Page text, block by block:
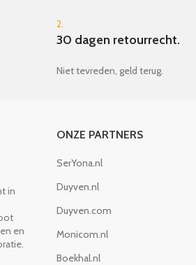
2.
30 dagen retourrecht.
Niet tevreden, geld terug.
in
en
ONZE PARTNERS
SerYona.nl
Duyven.nl
Duyven.com
Monicom.nl
Boekhal.nl